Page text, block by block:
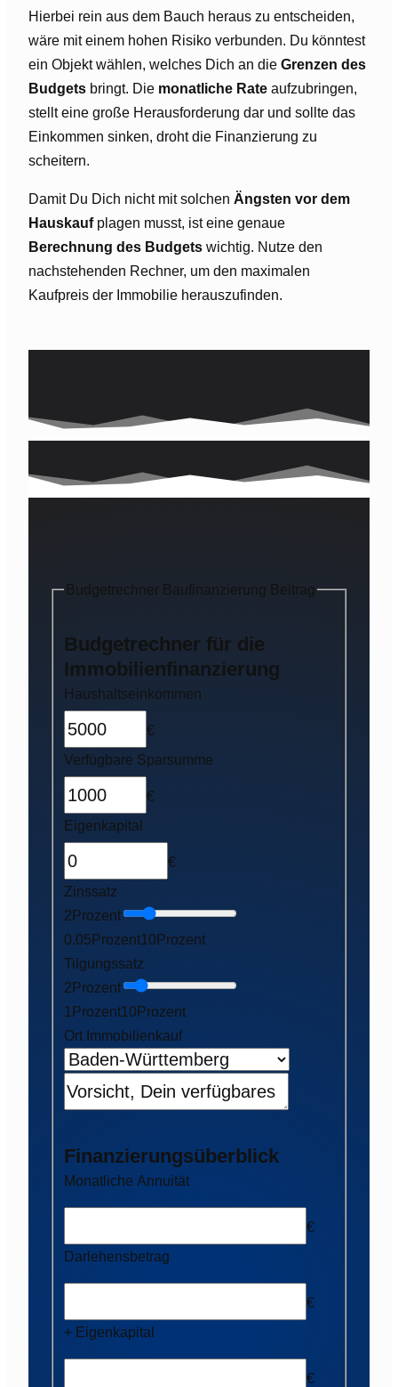
Hierbei rein aus dem Bauch heraus zu entscheiden,
wäre mit einem hohen Risiko verbunden. Du könntest
ein Objekt wählen, welches Dich an die Grenzen des
Budgets bringt. Die monatliche Rate aufzubringen,
stellt eine große Herausforderung dar und sollte das
Einkommen sinken, droht die Finanzierung zu
scheitern.
Damit Du Dich nicht mit solchen Ängsten vor dem
Hauskaufplagen musst, ist eine genaue
Berechnung des Budgets wichtig. Nutze den
nachstehenden Rechner, um den maximalen
Kaufpreis der Immobilie herauszufinden.
Budgetrechner Baufinanzierung Beitrag
Budgetrechner für die
Immobilienfinanzierung
Haushaltseinkommen
€
Verfügbare Sparsumme
€
Eigenkapital
€
Zinssatz
2 Prozent
0.05 Prozent10 Prozent
Tilgungssatz
2 Prozent
1 Prozent10 Prozent
Ort Immobilienkauf
Finanzierungsüberblick
Monatliche Annuität
€
Darlehensbetrag
€
+ Eigenkapital
€